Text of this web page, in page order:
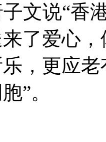
文说“香
了爱心
，更应
”。